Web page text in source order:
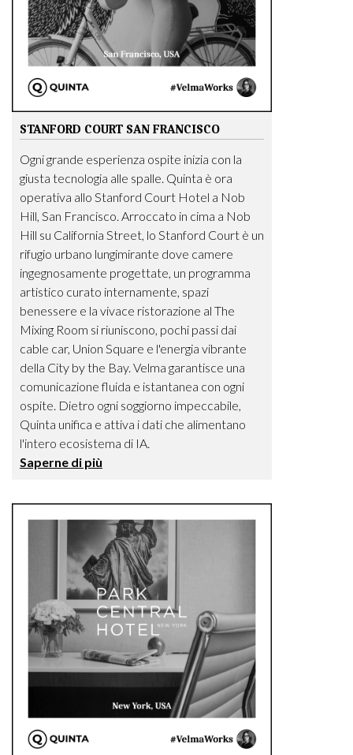
STANFORD COURT SAN FRANCISCO
Ogni grande esperienza ospite inizia con la
giusta tecnologia alle spalle. Quinta è ora
operativa allo Stanford Court Hotel a Nob
Hill, San Francisco. Arroccato in cima a Nob
Hill su California Street, lo Stanford Court è un
rifugio urbano lungimirante dove camere
ingegnosamente progettate, un programma
artistico curato internamente, spazi
benessere e la vivace ristorazione al The
Mixing Room si riuniscono, pochi passi dai
cable car, Union Square e l'energia vibrante
della City by the Bay. Velma garantisce una
comunicazione fluida e istantanea con ogni
ospite. Dietro ogni soggiorno impeccabile,
Quinta unifica e attiva i dati che alimentano
l'intero ecosistema di IA.
Saperne di più